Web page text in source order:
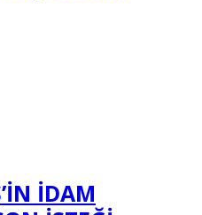
İDAM